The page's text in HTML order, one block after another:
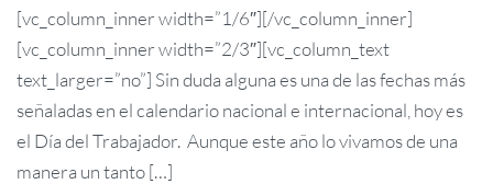
[vc_column_inner width=”1/6″][/vc_column_inner]
[vc_column_inner width=”2/3″][vc_column_text
text_larger=”no”] Sin duda alguna es una de las fechas más
señaladas en el calendario nacional e internacional, hoy es
el Día del Trabajador. Aunque este año lo vivamos de una
manera un tanto […]